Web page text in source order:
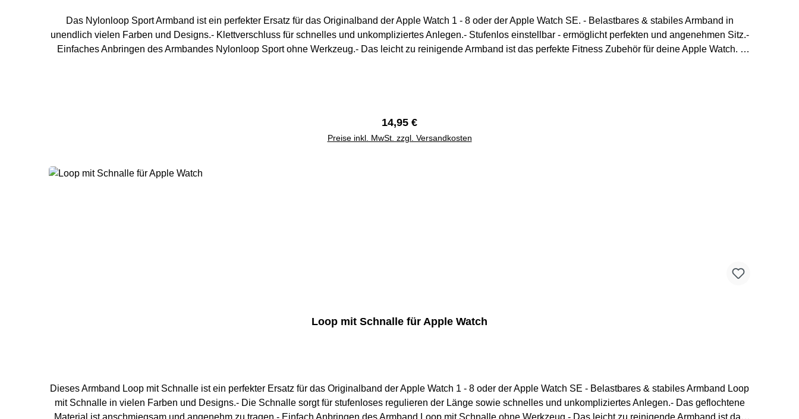
Das Nylonloop Sport Armband ist ein perfekter Ersatz für das Originalband der Apple Watch 1 - 8 oder der Apple Watch SE. - Belastbares & stabiles Armband in
unendlich vielen Farben und Designs.- Klettverschluss für schnelles und unkompliziertes Anlegen.- Stufenlos einstellbar - ermöglicht perfekten und angenehmen Sitz.-
Einfaches Anbringen des Armbandes Nylonloop Sport ohne Werkzeug.- Das leicht zu reinigende Armband ist das perfekte Fitness Zubehör für deine Apple Watch.
Regulärer Preis:
14,95 €
Preise inkl. MwSt. zzgl. Versandkosten
Loop mit Schnalle für Apple Watch
Dieses Armband Loop mit Schnalle ist ein perfekter Ersatz für das Originalband der Apple Watch 1 - 8 oder der Apple Watch SE - Belastbares & stabiles Armband Loop
mit Schnalle in vielen Farben und Designs.- Die Schnalle sorgt für stufenloses regulieren der Länge sowie schnelles und unkompliziertes Anlegen.- Das geflochtene